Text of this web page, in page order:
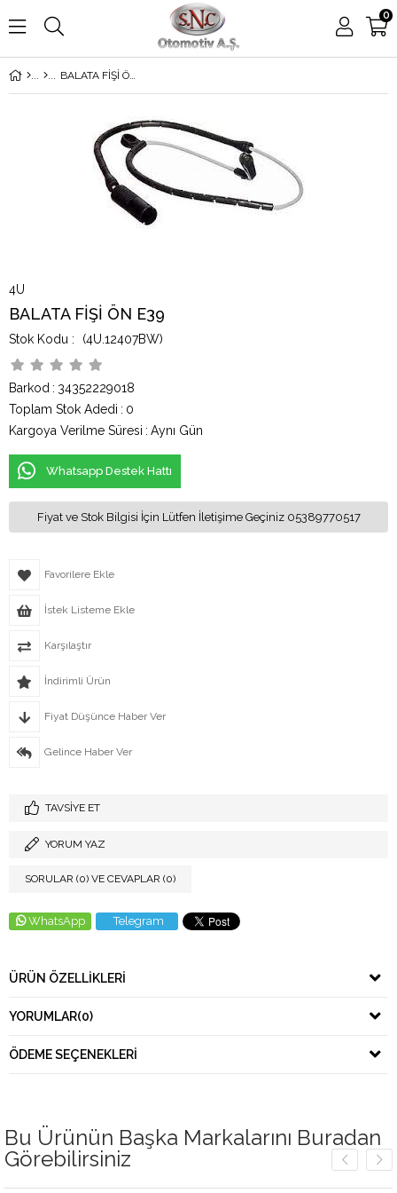
0
BALATA FİŞİ ÖN E39
4U
BALATA FİŞİ ÖN E39
(4U.12407BW)
Barkod : 34352229018
Toplam Stok Adedi : 0
Kargoya Verilme Süresi : Aynı Gün
Whatsapp Destek Hattı
Fiyat ve Stok Bilgisi İçin Lütfen İletişime Geçiniz 05389770517
Favorilere Ekle
İstek Listeme Ekle
Karşılaştır
İndirimli Ürün
Fiyat Düşünce Haber Ver
Gelince Haber Ver
TAVSIYE ET
YORUM YAZ
SORULAR (0) VE CEVAPLAR (0)
WhatsApp Telegram
ÜRÜN ÖZELLIKLERI
YORUMLAR(0)
ÖDEME SEÇENEKLERI
Bu Ürünün Başka Markalarını Buradan
Görebilirsiniz